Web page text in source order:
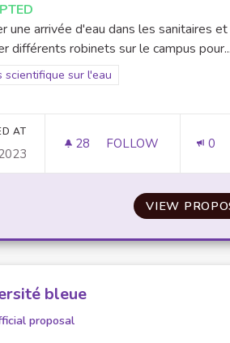
une arrivée d'eau dans les sanitaires et
différents robinets sur le campus pour...
for scope: Focus scientifique sur l'eau
scientifique sur l'eau
AT
28 28 FOLLOWERS
FOLLOW 0
VIEW
bleue
proposal